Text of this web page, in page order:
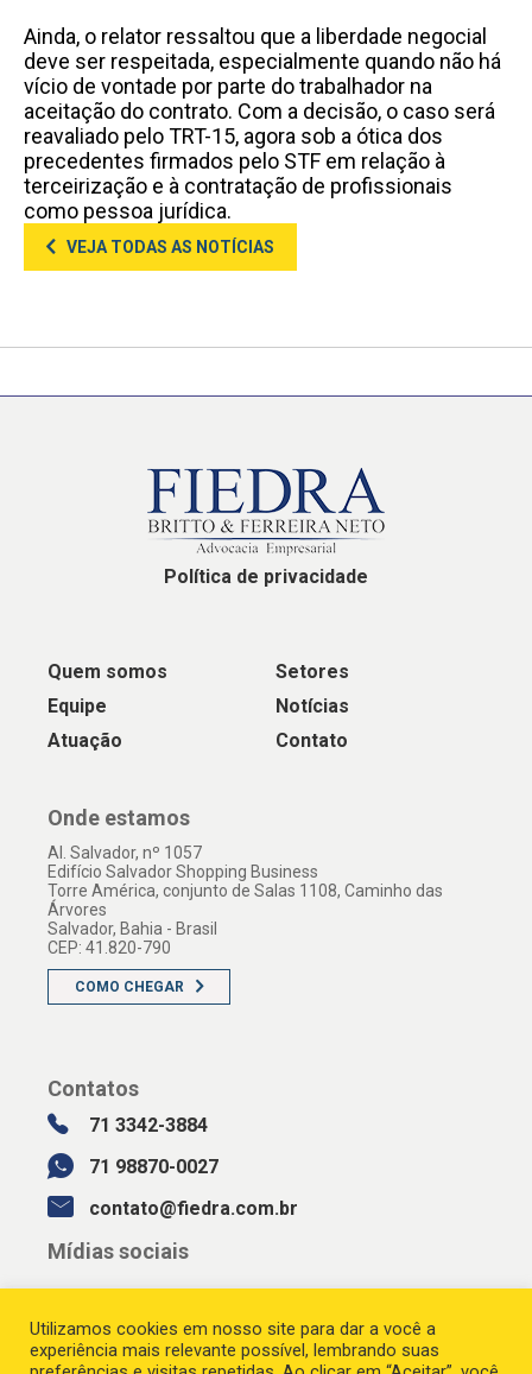
Ainda, o relator ressaltou que a liberdade negocial
deve ser respeitada, especialmente quando não há
vício de vontade por parte do trabalhador na
aceitação do contrato. Com a decisão, o caso será
reavaliado pelo TRT-15, agora sob a ótica dos
precedentes firmados pelo STF em relação à
terceirização e à contratação de profissionais
como pessoa jurídica.
VEJA TODAS AS NOTÍCIAS
Política de privacidade
Quem somos
Equipe
Atuação
Setores
Notícias
Contato
Onde estamos
Al. Salvador, nº 1057
Edifício Salvador Shopping Business
Torre América, conjunto de Salas 1108, Caminho das
Árvores
Salvador, Bahia - Brasil
CEP: 41.820-790
COMO CHEGAR
Contatos
71 3342-3884
71 98870-0027
contato@fiedra.com.br
Mídias sociais
Utilizamos cookies em nosso site para dar a você a
experiência mais relevante possível, lembrando suas